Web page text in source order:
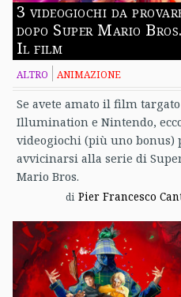
3 videogiochi da
dopo Super Mario
Il film
ALTRO ANIMAZIONE
Se avete amato il film targato
Illumination e Nintendo,
videogiochi (più uno bonus)
avvicinarsi alla serie di
Mario Bros.
di Pier Francesco